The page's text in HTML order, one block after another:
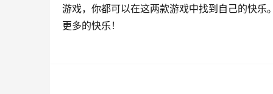
游戏，你都可以在这两款游戏中找到自己的快
更多的快乐！